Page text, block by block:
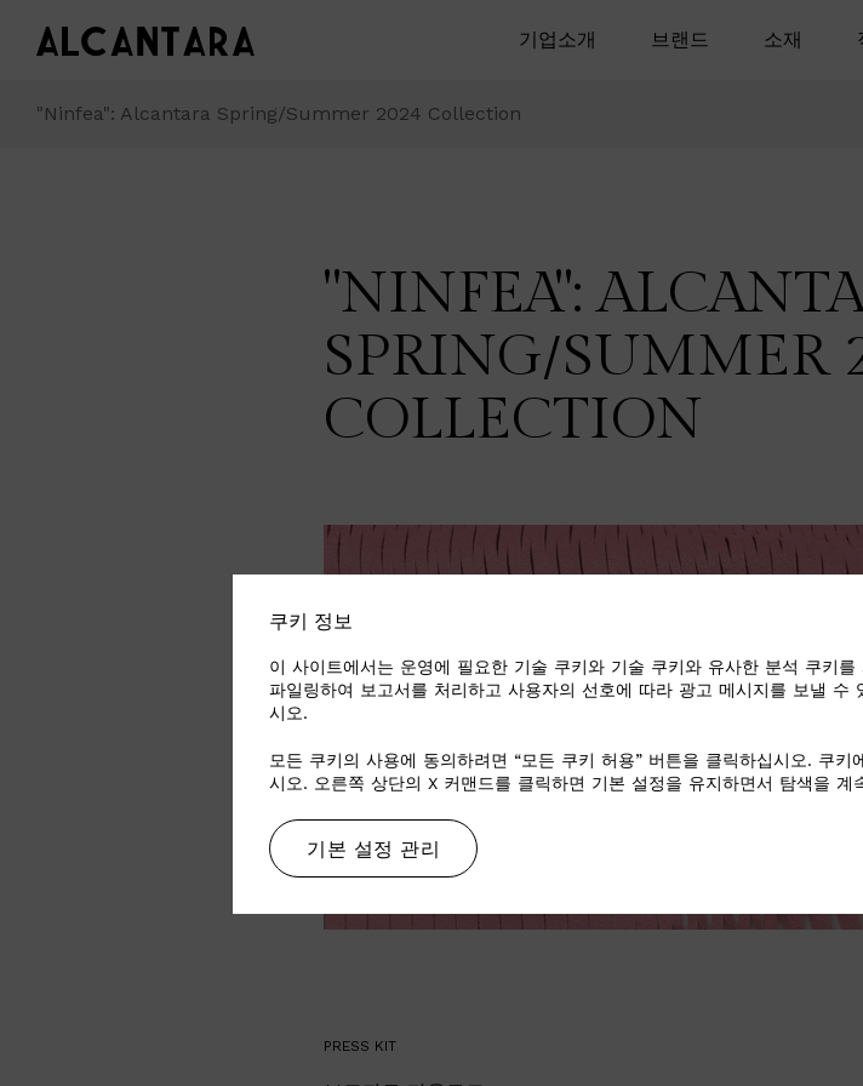
기업소개 브랜드 소재
"Ninfea": Alcantara Spring/Summer 2024 Collection
"NINFEA":
SPRING/SUMMER
COLLECTION
PRESS KIT
쿠키 정보
이 사이트에서는 운영에 필요한 기술 쿠키와 기술 쿠키와 유사한 분석 쿠키
파일링하여 보고서를 처리하고 사용자의 선호에 따라 광고 메시지를 보낼 수
시오.
모든 쿠키의 사용에 동의하려면 “모든 쿠키 허용” 버튼을 클릭하십시오. 쿠
시오. 오른쪽 상단의 X 커맨드를 클릭하면 기본 설정을 유지하면서 탐색을 계
기본 설정 관리